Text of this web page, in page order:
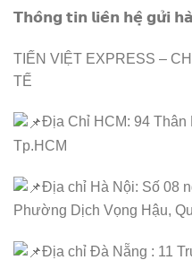
𝗧𝗵𝗼̂𝗻𝗴 𝘁𝗶𝗻 𝗹𝗶𝗲̂𝗻 𝗵𝗲̣̂ 𝗴𝘂̛̉𝗶
TIẾN VIỆT EXPRESS –
TẾ
Địa Chỉ HCM: 94 Thân
Tp.HCM
Địa chỉ Hà Nội: Số 08
Phường Dịch Vọng Hậu,
Địa chỉ Đà Nẵng : 11